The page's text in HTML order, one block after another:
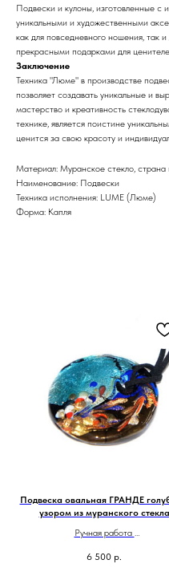
Подвески и кулоны, изготовленные с
уникальными и художественными
как для повседневного ношения, так
прекрасными подарками для
Заключение
Техника "Люме" в производстве
позволяет создавать уникальные и
мастерство и креативность
технике, является поистине
ценится за свою красоту и
Материал: Муранское стекло, страна
Наименование: Подвески
Техника исполнения: LUME (Люме)
Форма: Капля
Подвеска овальная ГРАНДЕ
узором из муранского стекла
Ручная работа
6 500 р.